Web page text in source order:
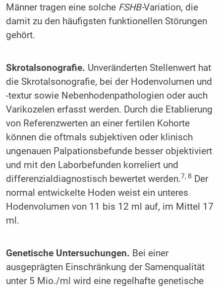
Männer tragen eine solche FSHB-Variation, die
damit zu den häufigsten funktionellen Störungen
gehört.
Skrotalsonografie. Unveränderten Stellenwert hat
die Skrotalsonografie, bei der Hodenvolumen und
-textur sowie Nebenhodenpathologien oder auch
Varikozelen erfasst werden. Durch die Etablierung
von Referenzwerten an einer fertilen Kohorte
können die oftmals subjektiven oder klinisch
ungenauen Palpationsbefunde besser objektiviert
und mit den Laborbefunden korreliert und
differenzialdiagnostisch bewertet werden.7, 8 Der
normal entwickelte Hoden weist ein unteres
Hodenvolumen von 11 bis 12 ml auf, im Mittel 17
ml.
Genetische Untersuchungen. Bei einer
ausgeprägten Einschränkung der Samenqualität
unter 5 Mio./ml wird eine regelhafte genetische